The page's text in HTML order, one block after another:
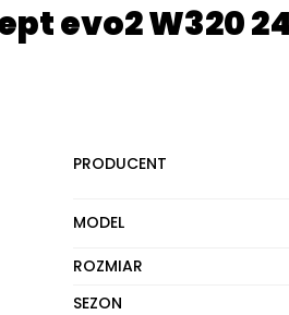
evo2 W320
PRODUCENT
MODEL
ROZMIAR
SEZON